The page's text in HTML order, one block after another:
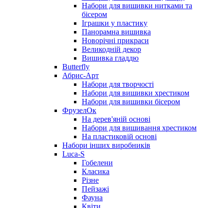
Набори для вишивки нитками та
бісером
Іграшки у пластику
Панорамна вишивка
Новорічні прикраси
Великодній декор
Вишивка гладдю
Butterfly
Абрис-Арт
Набори для творчості
Набори для вишивки хрестиком
Набори для вишивки бісером
ФрузелОк
На дерев'яній основі
Набори для вишивання хрестиком
На пластиковій основі
Набори інших виробників
Luca-S
Гобелени
Класика
Різне
Пейзажі
Фауна
Квіти